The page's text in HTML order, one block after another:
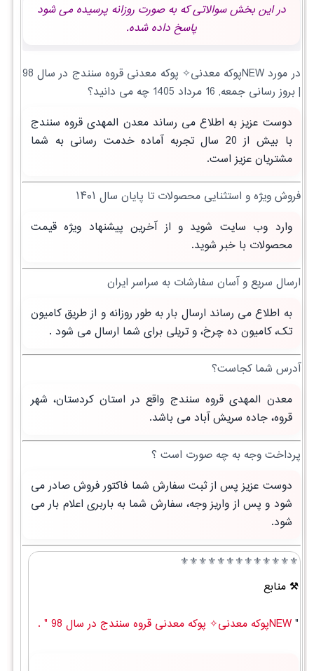
در این بخش سوالاتی که به صورت روزانه پرسیده می شود
پاسخ داده شده.
در مورد NEWپوکه معدنی✧ پوکه معدنی قروه سنندج در سال 98
| بروز رسانی جمعه, 16 مرداد 1405 چه می دانید؟
دوست عزیز به اطلاع می رساند معدن المهدی قروه سنندج
با بیش از 20 سال تجربه آماده خدمت رسانی به شما
مشتریان عزیز است.
فروش ویژه و استثنایی محصولات تا پایان سال ۱۴۰۱
وارد وب سایت شوید و از آخرین پیشنهاد ویژه قیمت
محصولات با خبر شوید.
ارسال سریع و آسان سفارشات به سراسر ایران
به اطلاع می رساند ارسال بار به طور روزانه و از طریق کامیون
تک، کامیون ده چرخ، و تریلی برای شما ارسال می شود .
آدرس شما کجاست؟
معدن المهدی قروه سنندج واقع در استان کردستان، شهر
قروه، جاده سریش آباد می باشد.
پرداخت وجه به چه صورت است ؟
دوست عزیز پس از ثبت سفارش شما فاکتور فروش صادر می
شود و پس از واریز وجه، سفارش شما به باربری اعلام بار می
شود.
⚜️⚜️⚜️⚜️⚜️⚜️⚜️⚜️⚜️⚜️⚜️⚜️⚜️
منابع
"NEWپوکه معدنی✧ پوکه معدنی قروه سنندج در سال 98 " .